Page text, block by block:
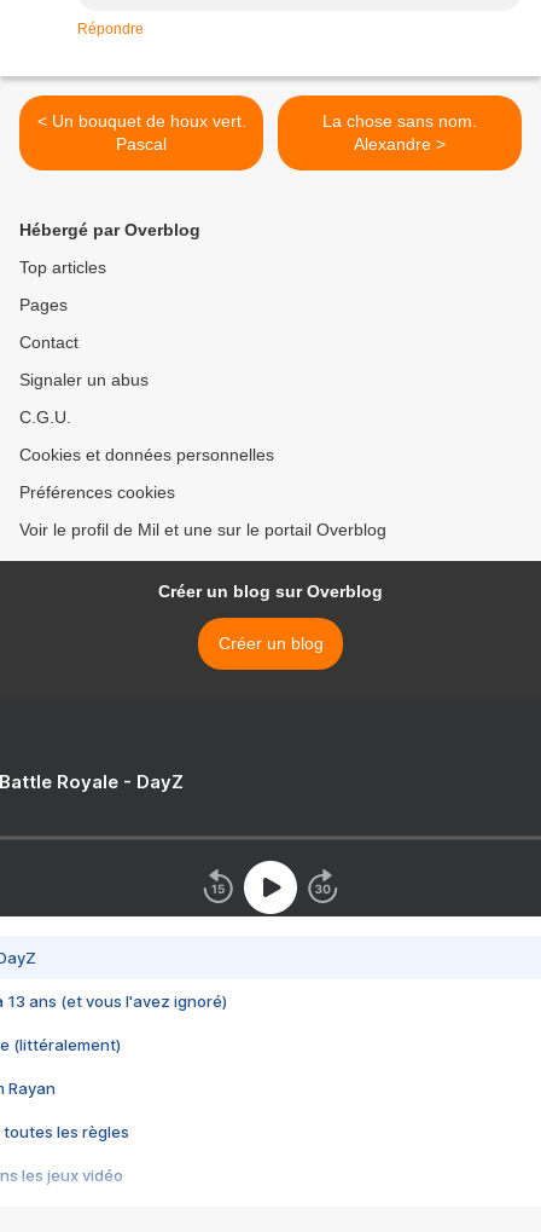
Répondre
< Un bouquet de houx vert.
Pascal
La chose sans nom.
Alexandre >
Hébergé par Overblog
Top articles
Pages
Contact
Signaler un abus
C.G.U.
Cookies et données personnelles
Préférences cookies
Voir le profil de Mil et une sur le portail Overblog
Créer un blog sur Overblog
Créer un blog
Royale - DayZ
13 ans (et vous l'avez ignoré)
(littéralement)
Rayan
toutes les règles
les jeux vidéo